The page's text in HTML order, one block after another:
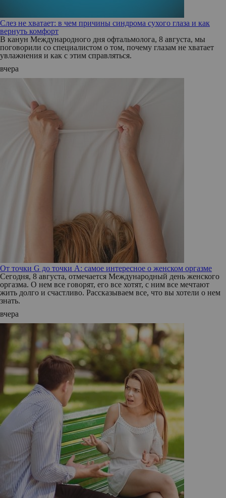
Слез не хватает: в чем причины синдрома сухого глаза и как
вернуть комфорт
В канун Международного дня офтальмолога, 8 августа, мы
поговорили со специалистом о том, почему глазам не хватает
увлажнения и как с этим справляться.
вчера
От точки G до точки A: самое интересное о женском оргазме
Сегодня, 8 августа, отмечается Международный день женского
оргазма. О нем все говорят, его все хотят, с ним все мечтают
жить долго и счастливо. Рассказываем все, что вы хотели о нем
знать.
вчера